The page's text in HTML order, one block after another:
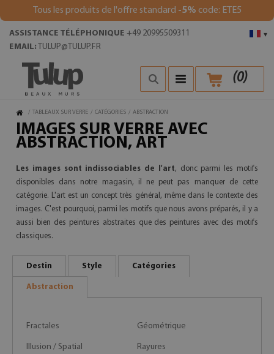
Tous les produits de l'offre standard -5% code: ETE5
▾
ASSISTANCE TÉLÉPHONIQUE +49 20995509311
EMAIL: TULUP@TULUP.FR
(0)
/ TABLEAUX SUR VERRE / CATÉGORIES / ABSTRACTION
IMAGES SUR VERRE AVEC
ABSTRACTION, ART
Les images sont indissociables de l'art, donc parmi les motifs
disponibles dans notre magasin, il ne peut pas manquer de cette
catégorie. L'art est un concept très général, même dans le contexte des
images. C'est pourquoi, parmi les motifs que nous avons préparés, il y a
aussi bien des peintures abstraites que des peintures avec des motifs
classiques.
Destin Style Catégories
Abstraction
Fractales Géométrique
Illusion / Spatial Rayures